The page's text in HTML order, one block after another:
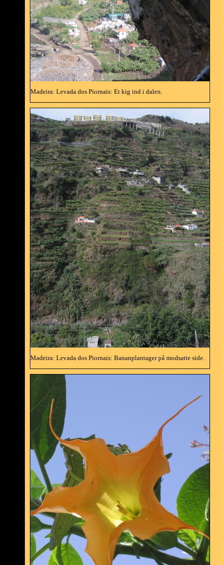
Madeira: Levada dos Piornais: Et kig ind i dalen.
Madeira: Levada dos Piornais: Bananplantager på modsatte side.